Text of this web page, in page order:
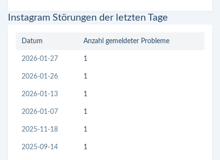
Instagram Störungen der letzten Tage
Datum Anzahl gemeldeter Probleme
2026-01-27 1
2026-01-26 1
2026-01-13 1
2026-01-07 1
2025-11-18 1
2025-09-14 1